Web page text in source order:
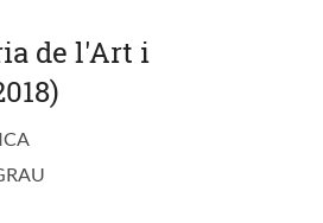
de l'Art i